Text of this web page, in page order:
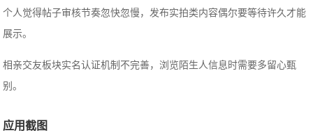
个人觉得帖子审核节奏忽快忽慢，发布实拍类内容偶尔要等待许久才能
展示。
相亲交友板块实名认证机制不完善，浏览陌生人信息时需要多留心甄
别。
应用截图